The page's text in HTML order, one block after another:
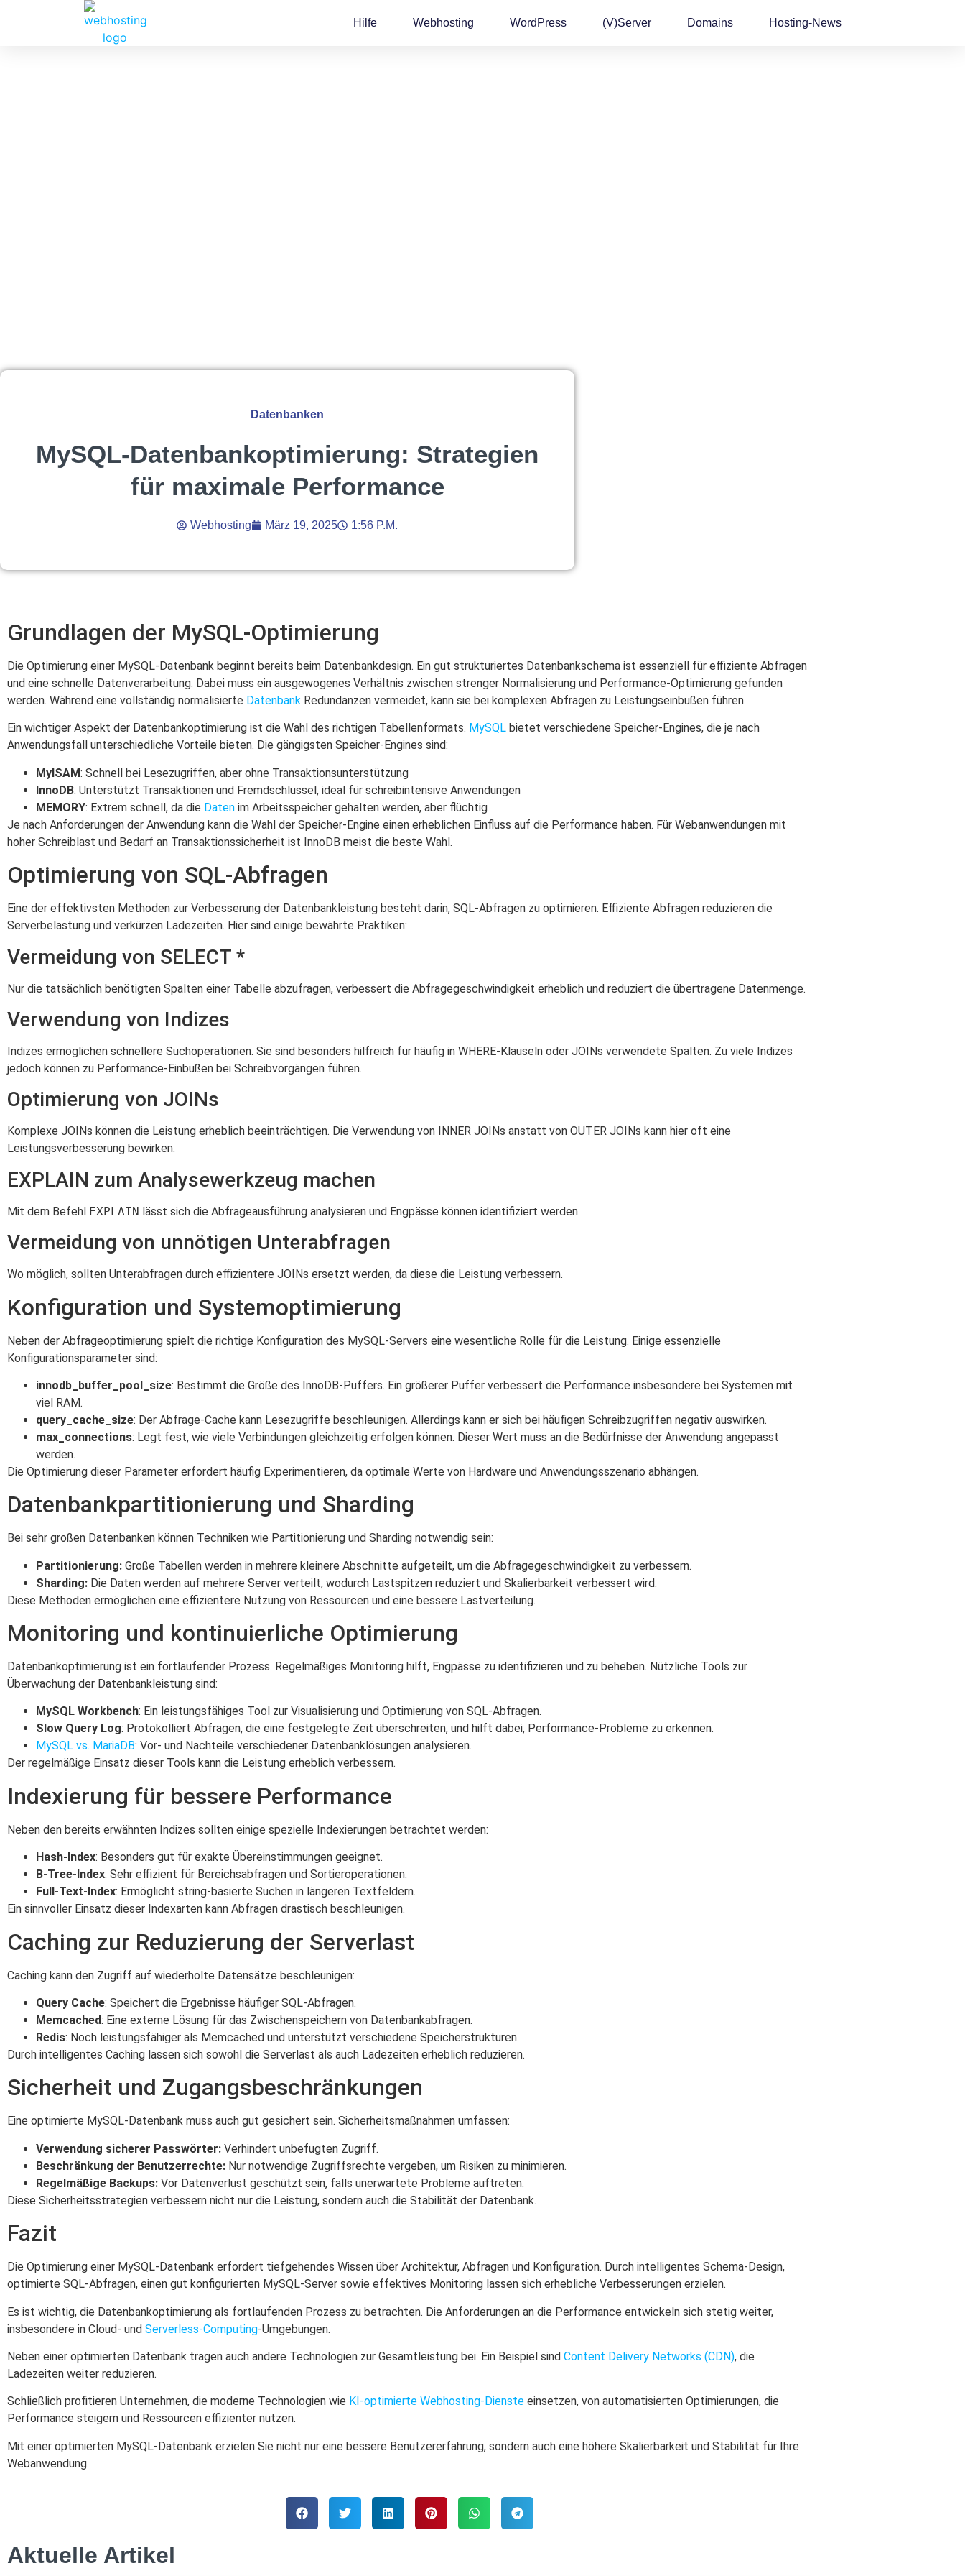
Hilfe Webhosting WordPress (v)Server Domains Hosting-News
Datenbanken
MySQL-Datenbankoptimierung: Strategien
für maximale Performance
Webhosting März 19, 2025 1:56 P.m.
Grundlagen der MySQL-Optimierung
Die Optimierung einer MySQL-Datenbank beginnt bereits beim Datenbankdesign. Ein gut strukturiertes Datenbankschema ist essenziell für effiziente Abfragen
und eine schnelle Datenverarbeitung. Dabei muss ein ausgewogenes Verhältnis zwischen strenger Normalisierung und Performance-Optimierung gefunden
werden. Während eine vollständig normalisierte Datenbank Redundanzen vermeidet, kann sie bei komplexen Abfragen zu Leistungseinbußen führen.
Ein wichtiger Aspekt der Datenbankoptimierung ist die Wahl des richtigen Tabellenformats. MySQL bietet verschiedene Speicher-Engines, die je nach
Anwendungsfall unterschiedliche Vorteile bieten. Die gängigsten Speicher-Engines sind:
MyISAM: Schnell bei Lesezugriffen, aber ohne Transaktionsunterstützung
InnoDB: Unterstützt Transaktionen und Fremdschlüssel, ideal für schreibintensive Anwendungen
MEMORY: Extrem schnell, da die Daten im Arbeitsspeicher gehalten werden, aber flüchtig
Je nach Anforderungen der Anwendung kann die Wahl der Speicher-Engine einen erheblichen Einfluss auf die Performance haben. Für Webanwendungen mit
hoher Schreiblast und Bedarf an Transaktionssicherheit ist InnoDB meist die beste Wahl.
Optimierung von SQL-Abfragen
Eine der effektivsten Methoden zur Verbesserung der Datenbankleistung besteht darin, SQL-Abfragen zu optimieren. Effiziente Abfragen reduzieren die
Serverbelastung und verkürzen Ladezeiten. Hier sind einige bewährte Praktiken:
Vermeidung von SELECT *
Nur die tatsächlich benötigten Spalten einer Tabelle abzufragen, verbessert die Abfragegeschwindigkeit erheblich und reduziert die übertragene Datenmenge.
Verwendung von Indizes
Indizes ermöglichen schnellere Suchoperationen. Sie sind besonders hilfreich für häufig in WHERE-Klauseln oder JOINs verwendete Spalten. Zu viele Indizes
jedoch können zu Performance-Einbußen bei Schreibvorgängen führen.
Optimierung von JOINs
Komplexe JOINs können die Leistung erheblich beeinträchtigen. Die Verwendung von INNER JOINs anstatt von OUTER JOINs kann hier oft eine
Leistungsverbesserung bewirken.
EXPLAIN zum Analysewerkzeug machen
Mit dem Befehl EXPLAIN lässt sich die Abfrageausführung analysieren und Engpässe können identifiziert werden.
Vermeidung von unnötigen Unterabfragen
Wo möglich, sollten Unterabfragen durch effizientere JOINs ersetzt werden, da diese die Leistung verbessern.
Konfiguration und Systemoptimierung
Neben der Abfrageoptimierung spielt die richtige Konfiguration des MySQL-Servers eine wesentliche Rolle für die Leistung. Einige essenzielle
Konfigurationsparameter sind:
innodb_buffer_pool_size: Bestimmt die Größe des InnoDB-Puffers. Ein größerer Puffer verbessert die Performance insbesondere bei Systemen mit
viel RAM.
query_cache_size: Der Abfrage-Cache kann Lesezugriffe beschleunigen. Allerdings kann er sich bei häufigen Schreibzugriffen negativ auswirken.
max_connections: Legt fest, wie viele Verbindungen gleichzeitig erfolgen können. Dieser Wert muss an die Bedürfnisse der Anwendung angepasst
werden.
Die Optimierung dieser Parameter erfordert häufig Experimentieren, da optimale Werte von Hardware und Anwendungsszenario abhängen.
Datenbankpartitionierung und Sharding
Bei sehr großen Datenbanken können Techniken wie Partitionierung und Sharding notwendig sein:
Partitionierung: Große Tabellen werden in mehrere kleinere Abschnitte aufgeteilt, um die Abfragegeschwindigkeit zu verbessern.
Sharding: Die Daten werden auf mehrere Server verteilt, wodurch Lastspitzen reduziert und Skalierbarkeit verbessert wird.
Diese Methoden ermöglichen eine effizientere Nutzung von Ressourcen und eine bessere Lastverteilung.
Monitoring und kontinuierliche Optimierung
Datenbankoptimierung ist ein fortlaufender Prozess. Regelmäßiges Monitoring hilft, Engpässe zu identifizieren und zu beheben. Nützliche Tools zur
Überwachung der Datenbankleistung sind:
MySQL Workbench: Ein leistungsfähiges Tool zur Visualisierung und Optimierung von SQL-Abfragen.
Slow Query Log: Protokolliert Abfragen, die eine festgelegte Zeit überschreiten, und hilft dabei, Performance-Probleme zu erkennen.
MySQL vs. MariaDB: Vor- und Nachteile verschiedener Datenbanklösungen analysieren.
Der regelmäßige Einsatz dieser Tools kann die Leistung erheblich verbessern.
Indexierung für bessere Performance
Neben den bereits erwähnten Indizes sollten einige spezielle Indexierungen betrachtet werden:
Hash-Index: Besonders gut für exakte Übereinstimmungen geeignet.
B-Tree-Index: Sehr effizient für Bereichsabfragen und Sortieroperationen.
Full-Text-Index: Ermöglicht string-basierte Suchen in längeren Textfeldern.
Ein sinnvoller Einsatz dieser Indexarten kann Abfragen drastisch beschleunigen.
Caching zur Reduzierung der Serverlast
Caching kann den Zugriff auf wiederholte Datensätze beschleunigen:
Query Cache: Speichert die Ergebnisse häufiger SQL-Abfragen.
Memcached: Eine externe Lösung für das Zwischenspeichern von Datenbankabfragen.
Redis: Noch leistungsfähiger als Memcached und unterstützt verschiedene Speicherstrukturen.
Durch intelligentes Caching lassen sich sowohl die Serverlast als auch Ladezeiten erheblich reduzieren.
Sicherheit und Zugangsbeschränkungen
Eine optimierte MySQL-Datenbank muss auch gut gesichert sein. Sicherheitsmaßnahmen umfassen:
Verwendung sicherer Passwörter: Verhindert unbefugten Zugriff.
Beschränkung der Benutzerrechte: Nur notwendige Zugriffsrechte vergeben, um Risiken zu minimieren.
Regelmäßige Backups: Vor Datenverlust geschützt sein, falls unerwartete Probleme auftreten.
Diese Sicherheitsstrategien verbessern nicht nur die Leistung, sondern auch die Stabilität der Datenbank.
Fazit
Die Optimierung einer MySQL-Datenbank erfordert tiefgehendes Wissen über Architektur, Abfragen und Konfiguration. Durch intelligentes Schema-Design,
optimierte SQL-Abfragen, einen gut konfigurierten MySQL-Server sowie effektives Monitoring lassen sich erhebliche Verbesserungen erzielen.
Es ist wichtig, die Datenbankoptimierung als fortlaufenden Prozess zu betrachten. Die Anforderungen an die Performance entwickeln sich stetig weiter,
insbesondere in Cloud- und Serverless-Computing-Umgebungen.
Neben einer optimierten Datenbank tragen auch andere Technologien zur Gesamtleistung bei. Ein Beispiel sind Content Delivery Networks (CDN), die
Ladezeiten weiter reduzieren.
Schließlich profitieren Unternehmen, die moderne Technologien wie KI-optimierte Webhosting-Dienste einsetzen, von automatisierten Optimierungen, die
Performance steigern und Ressourcen effizienter nutzen.
Mit einer optimierten MySQL-Datenbank erzielen Sie nicht nur eine bessere Benutzererfahrung, sondern auch eine höhere Skalierbarkeit und Stabilität für Ihre
Webanwendung.
Aktuelle Artikel